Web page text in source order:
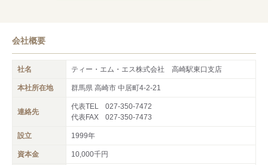
会社概要
社名 ティー・エム・エス株式会社 高崎駅東口支店
本社所在地 群馬県 高崎市 中居町4-2-21
連絡先
代表TEL
027-350-7472
代表FAX
027-350-7473
設立 1999年
資本金 10,000千円